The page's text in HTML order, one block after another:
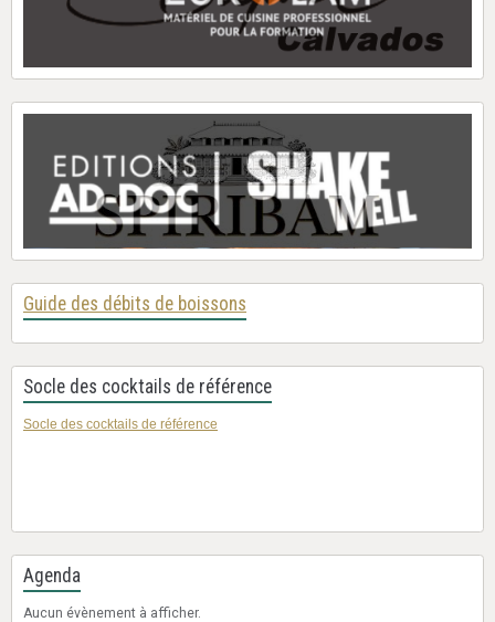
Guide des débits de boissons
Socle des cocktails de référence
Socle des cocktails de référence
Agenda
Aucun évènement à afficher.